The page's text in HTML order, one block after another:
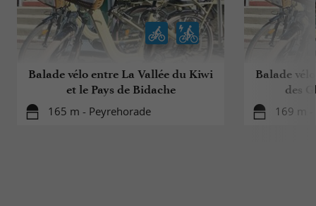
Balade vélo entre La Vallée du Kiwi
et le Pays de Bidache
165 m - Peyrehorade
Balade
des
169 m -